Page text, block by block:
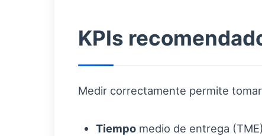
KPIs
Medir correctamente permite
Tiempo medio de entrega (TME)